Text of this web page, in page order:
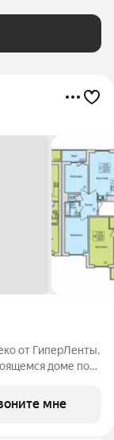
от ГиперЛенты.
доме по
где каждый
мне